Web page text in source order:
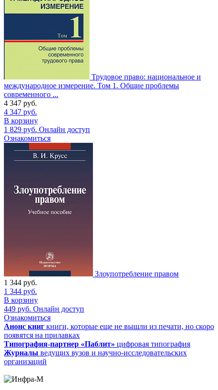
Трудовое право: национальное и
международное измерение. Том 1. Общие проблемы
современного ...
4 347 руб.
4 347 руб.
В корзину
1 829 руб. Онлайн доступ
Ознакомиться
Злоупотребление правом
1 344 руб.
1 344 руб.
В корзину
449 руб. Онлайн доступ
Ознакомиться
Анонс книг книги, которые еще не вышли из печати, но скоро
появятся на прилавках
Типография-партнер «Паблит» цифровая типография
Журналы ведущих вузов и научно-исследовательских
организаций